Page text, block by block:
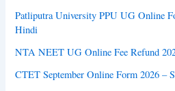
Patliputra University PPU UG Online
Hindi
NTA NEET UG Online Fee Refund
CTET September Online Form 2026 –